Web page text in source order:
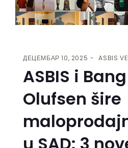
ДЕЦЕМБАР 10, 2025 ASBIS
ASBIS i
Olufsen šire